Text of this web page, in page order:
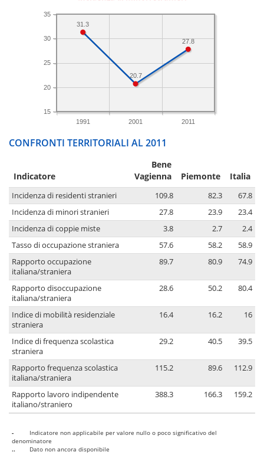
1991 2001 2011
15
20
25
30
35
27.8
20.7
31.3
CONFRONTI TERRITORIALI AL 2011
Indicatore
Bene
Vagienna
Piemonte Italia
Incidenza di residenti stranieri 109.8 82.3
67.8
Incidenza di minori stranieri
27.8 23.9
23.4
Incidenza di coppie miste
3.8 2.7
2.4
Tasso di occupazione straniera
57.6 58.2
58.9
Rapporto occupazione
italiana/straniera
89.7 80.9 74.9
Rapporto disoccupazione
italiana/straniera
28.6 50.2 80.4
Indice di mobilità residenziale
straniera
16.4 16.2 16
Indice di frequenza scolastica
straniera
29.2 40.5 39.5
Rapporto frequenza scolastica
italiana/straniera
115.2 89.6 112.9
Rapporto lavoro indipendente
italiano/straniero
388.3 166.3 159.2
-
Indicatore non applicabile per valore nullo o poco significativo del
denominatore
..
Dato non ancora disponibile